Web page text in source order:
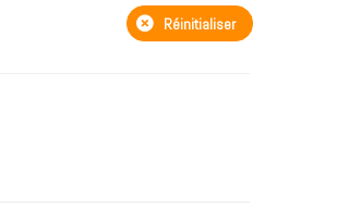
Réinitialiser